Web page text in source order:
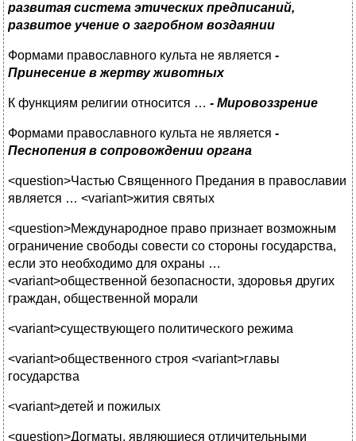
развитая система этических предписаний,
развитое учение о загробном воздаянии
Формами православного культа не является -
Принесение в жертву животных
К функциям религии относится … - Мировоззрение
Формами православного культа не является -
Песнопения в сопровождении органа
<question>Частью Священного Предания в православии
является … <variant>жития святых
<question>Международное право признает возможным
ограничение свободы совести со стороны государства,
если это необходимо для охраны …
<variant>общественной безопасности, здоровья других
граждан, общественной морали
<variant>существующего политического режима
<variant>общественного строя <variant>главы
государства
<variant>детей и пожилых
<question>Догматы, являющиеся отличительными